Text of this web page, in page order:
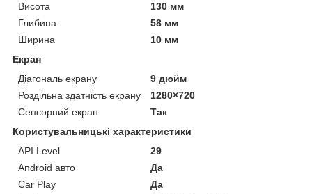
Висота
130 мм
Глибина
58 мм
Ширина
10 мм
Екран
Діагональ екрану
9 дюйм
Роздільна здатність екрану
1280×720
Сенсорний екран
Так
Користувальницькі характеристики
API Level
29
Android авто
Да
Car Play
Да